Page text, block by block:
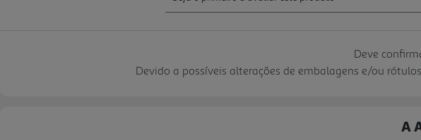
Deve
Devido a possíveis alterações de embalagens e/ou
A